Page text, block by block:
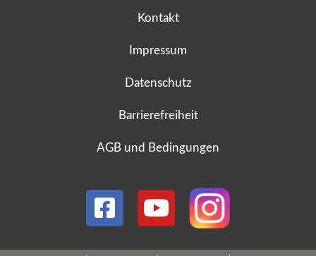
Kontakt
Impressum
Datenschutz
Barrierefreiheit
AGB und Bedingungen